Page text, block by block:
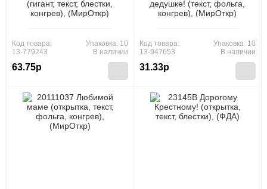
(гигант, текст, блестки,
конгрев), (МирОткр)
Код товара:
13-779243
63.75р
Упаковка: 10
В наличии
дедушке! (текст, фольга,
конгрев), (МирОткр)
Код товара:
13-947653
31.33р
Упаковка: 10
В наличии